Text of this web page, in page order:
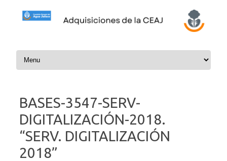
Skip to content
BASES-3547-SERV-
DIGITALIZACIÓN-2018.
“SERV. DIGITALIZACIÓN
2018”